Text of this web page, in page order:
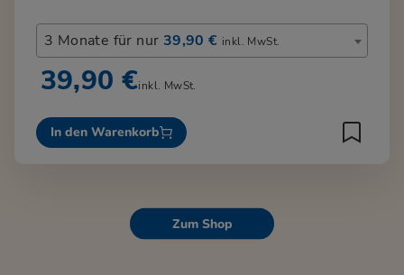
3 Monate für nur 39,90 € inkl. MwSt.
39,90 €inkl. MwSt.
In den Warenkorb
Zum Shop